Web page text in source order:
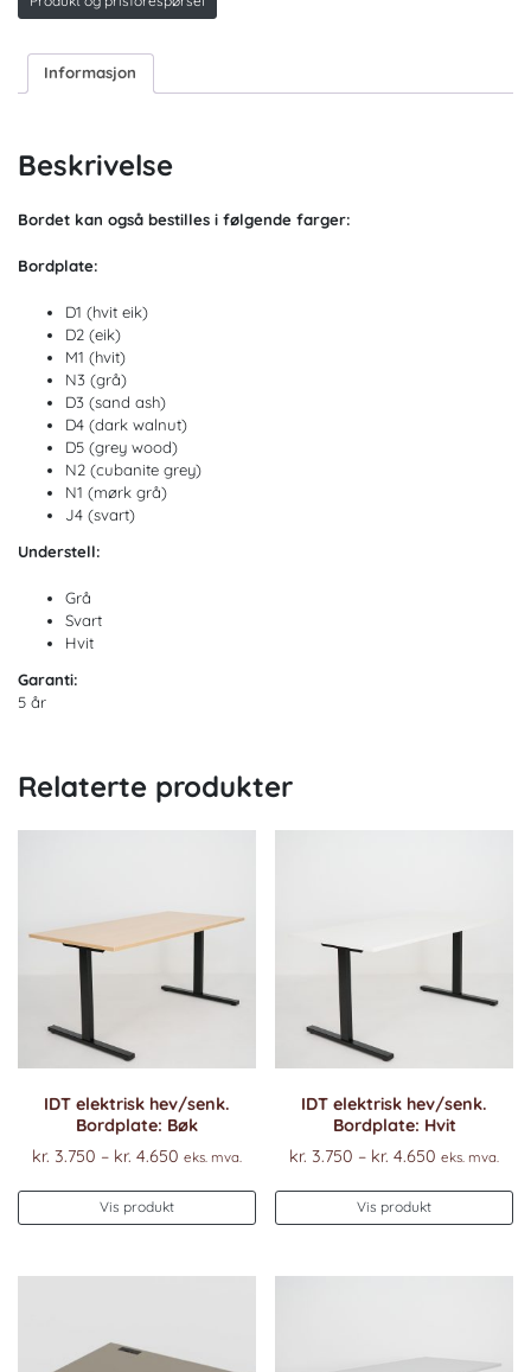
Informasjon
Beskrivelse
Bordet kan også bestilles i følgende farger:
Bordplate:
D1 (hvit eik)
D2 (eik)
M1 (hvit)
N3 (grå)
D3 (sand ash)
D4 (dark walnut)
D5 (grey wood)
N2 (cubanite grey)
N1 (mørk grå)
J4 (svart)
Understell:
Grå
Svart
Hvit
Garanti:
5 år
Relaterte produkter
IDT elektrisk hev/senk.
Bordplate: Bøk
kr. 3.750 – kr. 4.650Prisområde:
kr. 4.650
eks. mva.
Vis produkt
Dette
produktet
flere
IDT elektrisk hev/senk.
Bordplate: Hvit
kr. 3.750 – kr. 4.650
kr. 4.650
eks. mva.
Vis produkt